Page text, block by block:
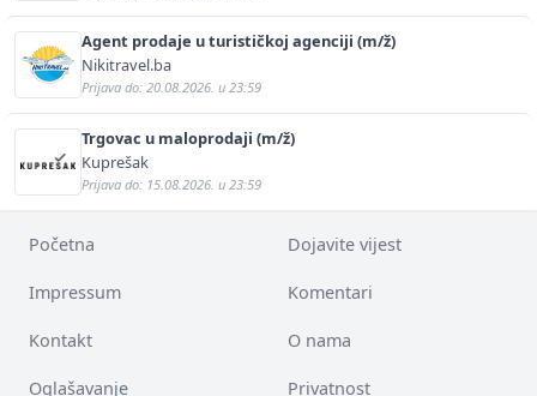
Agent prodaje u turističkoj agenciji (m/ž)
Nikitravel.ba
Prijava do: 20.08.2026. u 23:59
Trgovac u maloprodaji (m/ž)
Kuprešak
Prijava do: 15.08.2026. u 23:59
Početna Dojavite vijest
Impressum Komentari
Kontakt O nama
Oglašavanje Privatnost